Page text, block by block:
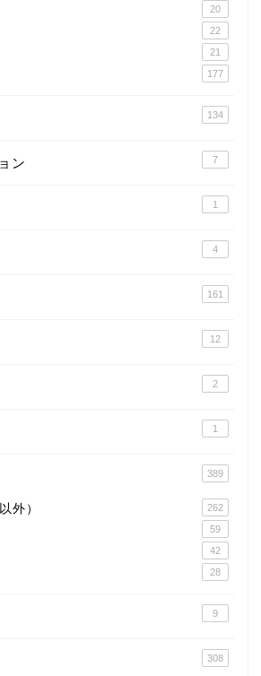
20
22
21
177
134
ン 7
1
4
161
12
2
1
389
外） 262
59
42
28
9
308